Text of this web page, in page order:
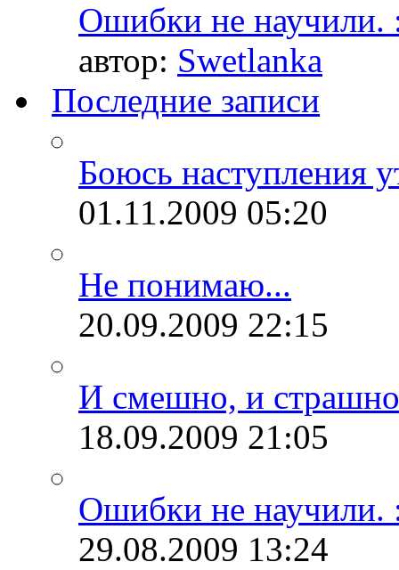
Ошибки не научили.
автор: Swetlanka
Последние записи
Боюсь наступления
01.11.2009 05:20
Не понимаю...
20.09.2009 22:15
И смешно, и
18.09.2009 21:05
Ошибки не научили.
29.08.2009 13:24